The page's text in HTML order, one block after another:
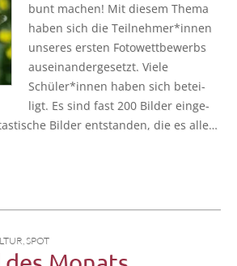
bunt machen! Mit die­sem The­ma
haben sich die Teilnehmer*innen
unse­res ers­ten Foto­wett­be­werbs
aus­ein­an­der­ge­setzt. Vie­le
Schüler*innen haben sich betei­
ligt. Es sind fast 200 Bil­der ein­ge­
Bil­der ent­stan­den, die es alle…
,SPOT